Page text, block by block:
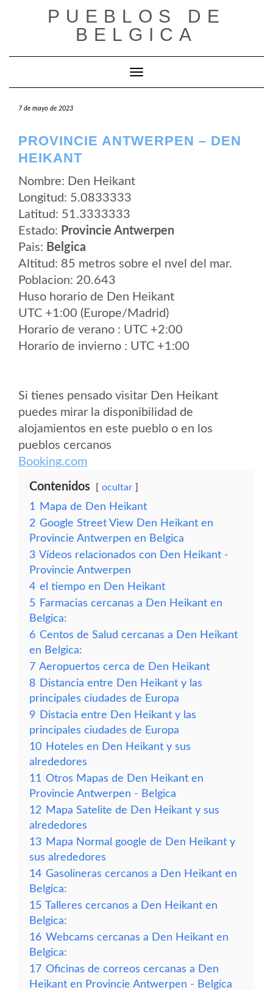
PUEBLOS DE
BELGICA
Cambiar modo de navegación
7 de mayo de 2023
PROVINCIE ANTWERPEN – DEN
HEIKANT
Nombre: Den Heikant
Longitud: 5.0833333
Latitud: 51.3333333
Estado: Provincie Antwerpen
Pais: Belgica
Altitud: 85 metros sobre el nvel del mar.
Poblacion: 20.643
Huso horario de Den Heikant
UTC +1:00 (Europe/Madrid)
Horario de verano : UTC +2:00
Horario de invierno : UTC +1:00
Si tienes pensado visitar Den Heikant
puedes mirar la disponibilidad de
alojamientos en este pueblo o en los
pueblos cercanos
Booking.com
Contenidos ocultar
1
Mapa de Den Heikant
2 Google Street View Den Heikant en
Provincie Antwerpen en Belgica
3 Vídeos relacionados con Den Heikant -
Provincie Antwerpen
4 el tiempo en Den Heikant
5 Farmacias cercanas a Den Heikant en
Belgica:
6 Centos de Salud cercanas a Den Heikant
en Belgica:
7 Aeropuertos cerca de Den Heikant
8 Distancia entre Den Heikant y las
principales ciudades de Europa
9 Distacia entre Den Heikant y las
principales ciudades de Europa
10 Hoteles en Den Heikant y sus
alrededores
11 Otros Mapas de Den Heikant en
Provincie Antwerpen - Belgica
12 Mapa Satelite de Den Heikant y sus
alrededores
13 Mapa Normal google de Den Heikant y
sus alrededores
14 Gasolineras cercanos a Den Heikant en
Belgica:
15 Talleres cercanos a Den Heikant en
Belgica:
16 Webcams cercanas a Den Heikant en
Belgica:
17 Oficinas de correos cercanas a Den
Heikant en Provincie Antwerpen - Belgica